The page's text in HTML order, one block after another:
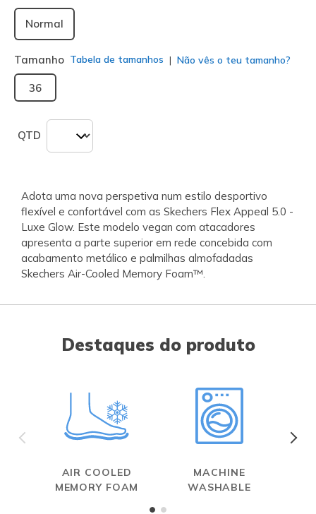
Normal
Tamanho Tabela de tamanhos Não vês o teu tamanho?
36
QTD
Adota uma nova perspetiva num estilo desportivo
flexível e confortável com as Skechers Flex Appeal 5.0 -
Luxe Glow. Este modelo vegan com atacadores
apresenta a parte superior em rede concebida com
acabamento metálico e palmilhas almofadadas
Skechers Air-Cooled Memory Foam™.
Destaques do produto
AIR COOLED
MEMORY FOAM
MACHINE
WASHABLE